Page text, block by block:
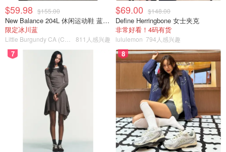
$59.98 $155.00
New Balance 204L 休闲运动鞋 蓝银色
限定冰川蓝
811人感兴趣
$69.00 $148.00
Define Herringbone 女士夹克
非常好看！4码有货
lululemon 794人感兴趣
7 8